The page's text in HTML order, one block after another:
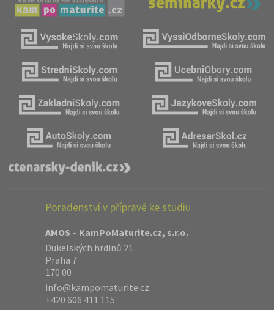
Poradenství v přípravě ke studiu
AMOS – KamPoMaturite.cz, s.r.o.
Dukelských hrdinů 21
Praha 7
170 00
info@kampomaturite.cz
+420 606 411 115